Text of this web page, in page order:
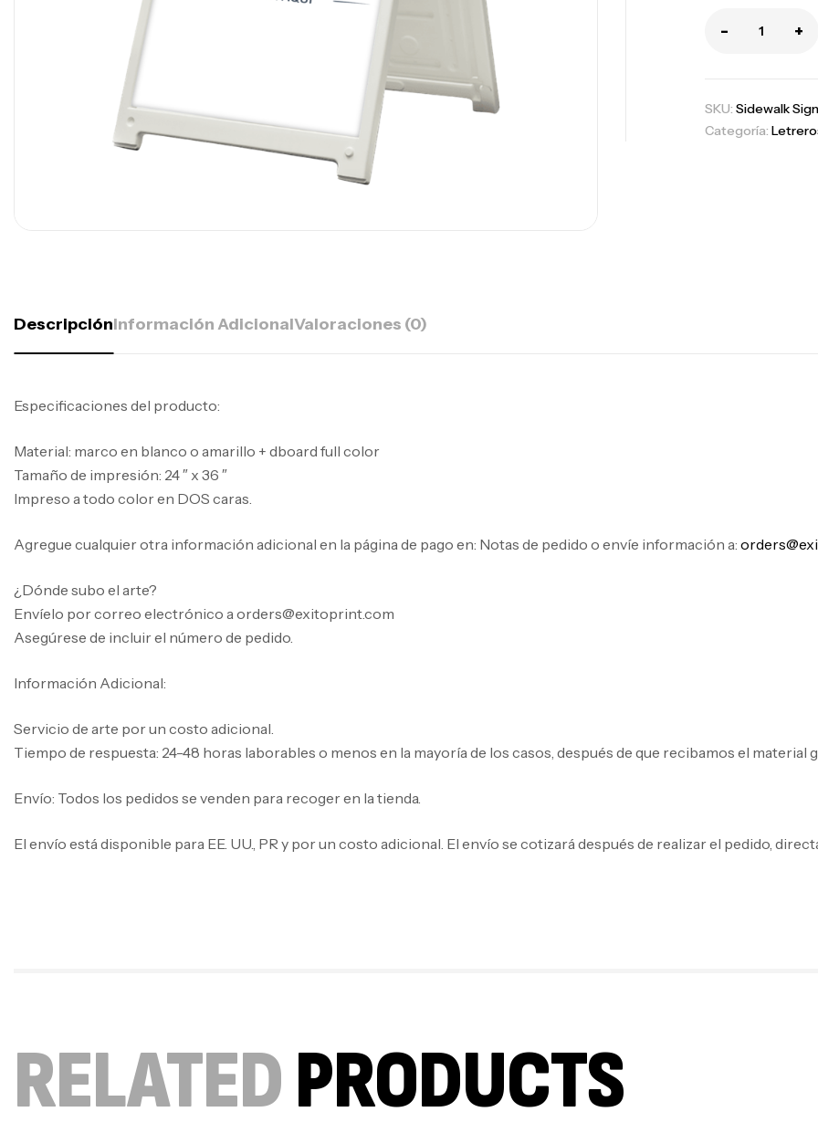
- +
SKU: Sidewalk Sign
Categoría:
DescripciónInformación AdicionalValoraciones (0)
Especificaciones del producto:
Material: marco en blanco o amarillo + dboard full color
Tamaño de impresión: 24 ″ x 36 ″
Impreso a todo color en DOS caras.
Agregue cualquier otra información adicional en la página de pago en: Notas de pedido o envíe información a:
¿Dónde subo el arte?
Envíelo por correo electrónico a orders@exitoprint.com
Asegúrese de incluir el número de pedido.
Información Adicional:
Servicio de arte por un costo adicional.
Tiempo de respuesta: 24-48 horas laborables o menos en la mayoría de los casos, después de que recibamos el material
Envío: Todos los pedidos se venden para recoger en la tienda.
El envío está disponible para EE. UU., PR y por un costo adicional. El envío se cotizará después de realizar el pedido,
RELATEDPRODUCTS